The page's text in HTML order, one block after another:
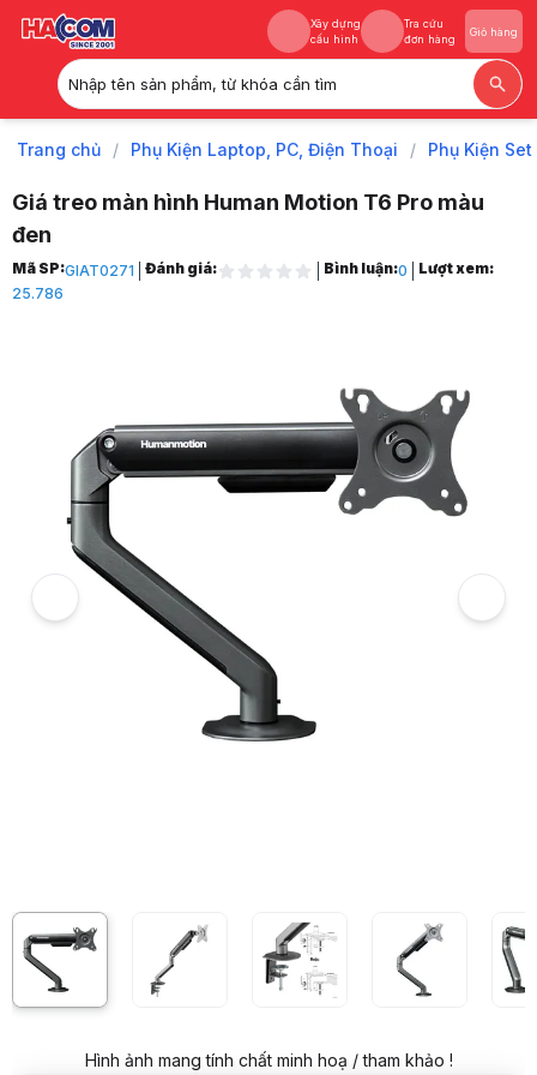
Xây dựng
cấu hình
Tra cứu
đơn hàng
Giỏ hàng
Nhập tên sản phẩm, từ khóa cần tìm
Xây dựng
Tra cứu
Trang chủ / Phụ Kiện Laptop, PC, Điện Thoại / Phụ Kiện
Giá treo màn hình Human Motion T6 Pro màu
đen
Trang chủ
1
Giá treo màn hình Human Motion T6 Pro màu đen
Hình ảnh và video sản phẩm
Giá treo màn hình Human Motion T6 Pro màu đen
Giá niêm yết:849.000 VND
Giá mua online: 809.000 VND
Giá mua trả góp (6 tháng):
Trả góp qua thẻ VISA (12 tháng):
Order trước – giao sau
Chuẩn Vesa tương thích: 75x75mm; 100x100mm
Góc lật/úp: +55° ~ -55°
Góc quay ngang: +90° ~ -90°
Góc xoay dọc: +180° ~ -180°
Thông số kỹ thuật
Thương hiệu
Human Motion
Mã SP:GIAT0271 Đánh giá: Bình luận:0
Lượt xem:
25.786
Hình ảnh mang tính chất minh hoạ / tham khảo !